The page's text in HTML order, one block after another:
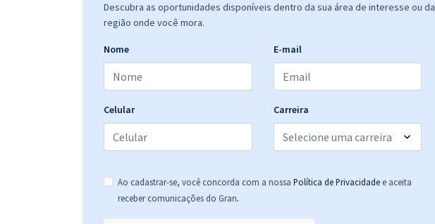
Descubra as oportunidades disponíveis dentro da sua área de interesse ou da
região onde você mora.
Nome E-mail
Celular Carreira
Ao cadastrar-se, você concorda com a nossa Política de Privacidade e aceita
receber comunicações do Gran.